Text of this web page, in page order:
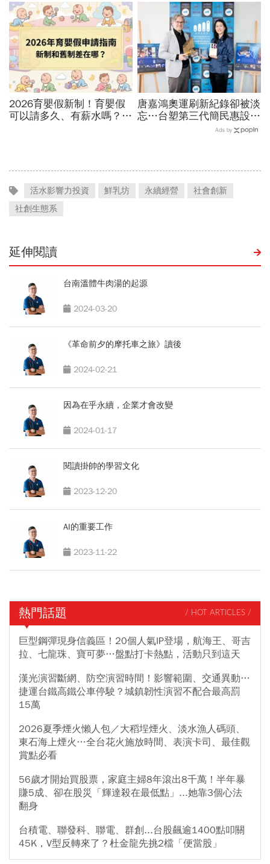
作，靠企業賦能走出淘汰恐
懼
「霸凌」的3條安全邊界
2026育嬰假新制！育嬰假
可以請多久、有薪水嗎？育
唐嘉鴻奧運刷新紀錄卻被淡
忘…台塑第三代簡民惠設台
灣首座「創紀錄獎」：不是
Ads by
活水影響力投資 鮮乳坊 永續經營
社會創新
社創生態系
延伸閱讀
台南溫體牛肉湯的起源
2024-03-20
《革命前夕的摩托車之旅》讀後
2024-02-21
因為在乎永續，企業才會改變
2024-01-17
閱讀掛帥的學習文化
2023-12-20
AI的重要工作
2023-11-22
熱門話題 / HOT ARTICLES /
巨型鋼彈現身信義區！20個人氣IP登場，航海王、哥吉
拉、七龍珠、寶可夢…盤點打卡熱點，活動只到這天
漢光演習斷網、防空演習時間！影響範圍、交通異動…
捷運台鐵高鐵公車停駛？城鎮韌性演習不配合最高罰
15萬
2026夏季煙火懶人包／大稻埕煙火、淡水漁人碼頭、
東石海上煙火…全台花火施放時間、表演卡司、最佳觀
賞點必看
56歲才開始買股票，家庭主婦8年滾出8千萬！半年暴
賺5成、卻在股災「輝達殺在最低點」...她靠3個心法
翻身
台積電、聯發科、聯電、群創...台股飆逾1400點叩關
45K，V型反轉來了？杜金龍先挑2檔「便當股」